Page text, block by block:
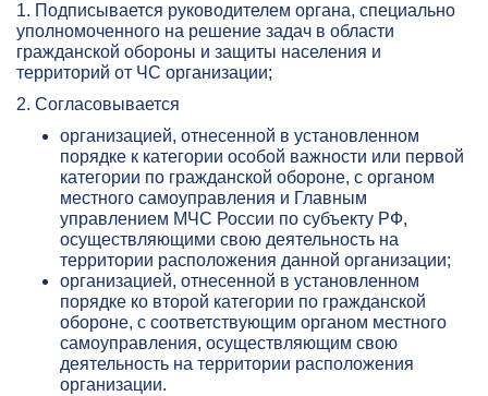
1. Подписывается руководителем органа, специально
уполномоченного на решение задач в области
гражданской обороны и защиты населения и
территорий от ЧС организации;
2. Согласовывается
организацией, отнесенной в установленном
порядке к категории особой важности или первой
категории по гражданской обороне, с органом
местного самоуправления и Главным
управлением МЧС России по субъекту РФ,
осуществляющими свою деятельность на
территории расположения данной организации;
организацией, отнесенной в установленном
порядке ко второй категории по гражданской
обороне, с соответствующим органом местного
самоуправления, осуществляющим свою
деятельность на территории расположения
организации.